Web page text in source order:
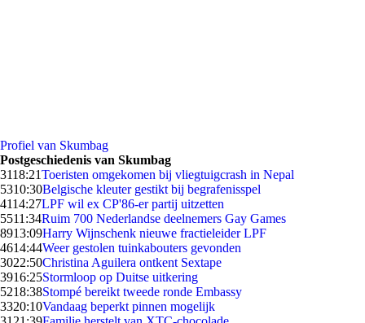
Profiel van Skumbag
Postgeschiedenis van Skumbag
3118:21Toeristen omgekomen bij vliegtuigcrash in Nepal
5310:30Belgische kleuter gestikt bij begrafenisspel
4114:27LPF wil ex CP'86-er partij uitzetten
5511:34Ruim 700 Nederlandse deelnemers Gay Games
8913:09Harry Wijnschenk nieuwe fractieleider LPF
4614:44Weer gestolen tuinkabouters gevonden
3022:50Christina Aguilera ontkent Sextape
3916:25Stormloop op Duitse uitkering
5218:38Stompé bereikt tweede ronde Embassy
3320:10Vandaag beperkt pinnen mogelijk